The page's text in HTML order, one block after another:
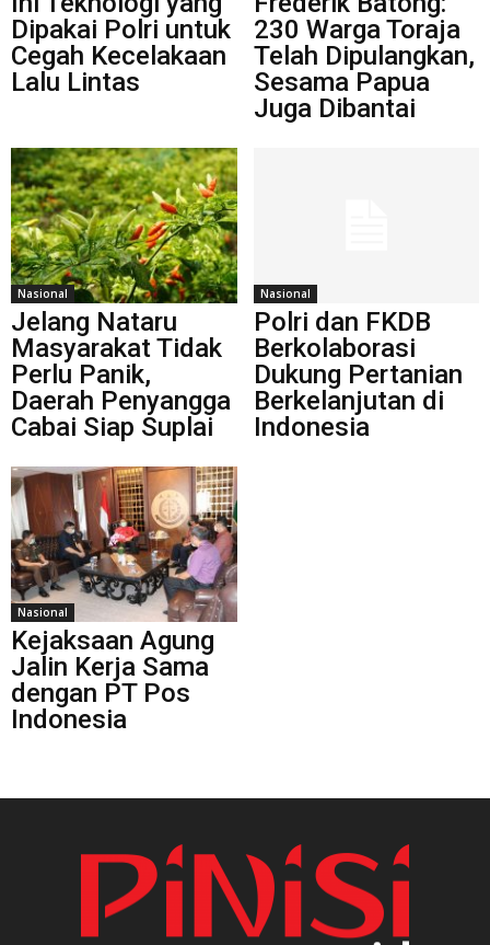
Dipakai Polri untuk
Cegah Kecelakaan
Lalu Lintas
230 Warga Toraja
Telah Dipulangkan,
Sesama Papua
Juga Dibantai
Nasional
Jelang Nataru
Masyarakat Tidak
Perlu Panik,
Daerah Penyangga
Cabai Siap Suplai
Nasional
Polri dan FKDB
Berkolaborasi
Dukung Pertanian
Berkelanjutan di
Indonesia
Nasional
Kejaksaan Agung
Jalin Kerja Sama
dengan PT Pos
Indonesia